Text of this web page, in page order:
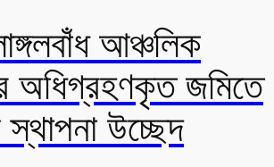
আঞ্চলিক
অধিগ্রহণকৃত জমিতে
স্থাপনা উচ্ছেদ